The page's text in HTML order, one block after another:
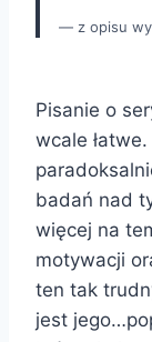
z opisu
Pisanie o
wcale
badań nad
więcej na
motywacji
ten tak
jest